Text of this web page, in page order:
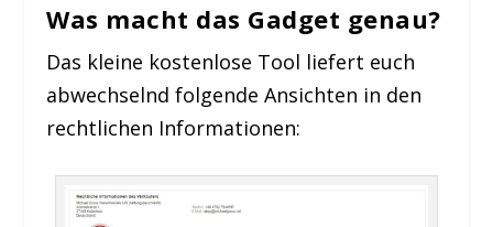
Was macht das Gadget genau?
Das kleine kostenlose Tool liefert euch
abwechselnd folgende Ansichten in den
rechtlichen Informationen: